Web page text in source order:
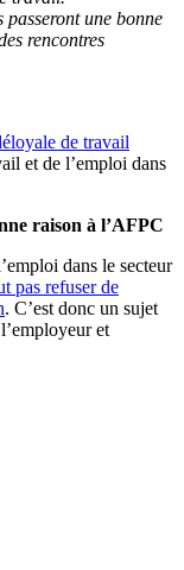
passeront une bonne
rencontres
de travail
et de l’emploi dans
raison à l’AFPC
dans le secteur
pas refuser de
. C’est donc un sujet
et